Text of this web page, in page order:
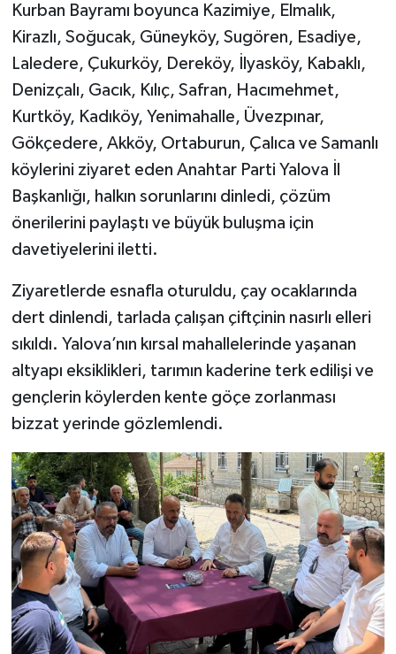
Kurban Bayramı boyunca Kazimiye, Elmalık,
Kirazlı, Soğucak, Güneyköy, Sugören, Esadiye,
Laledere, Çukurköy, Dereköy, İlyasköy, Kabaklı,
Denizçalı, Gacık, Kılıç, Safran, Hacımehmet,
Kurtköy, Kadıköy, Yenimahalle, Üvezpınar,
Gökçedere, Akköy, Ortaburun, Çalıca ve Samanlı
köylerini ziyaret eden Anahtar Parti Yalova İl
Başkanlığı, halkın sorunlarını dinledi, çözüm
önerilerini paylaştı ve büyük buluşma için
davetiyelerini iletti.
Ziyaretlerde esnafla oturuldu, çay ocaklarında
dert dinlendi, tarlada çalışan çiftçinin nasırlı elleri
sıkıldı. Yalova’nın kırsal mahallelerinde yaşanan
altyapı eksiklikleri, tarımın kaderine terk edilişi ve
gençlerin köylerden kente göçe zorlanması
bizzat yerinde gözlemlendi.